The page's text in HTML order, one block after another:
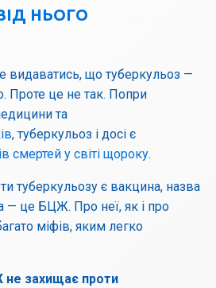
НЬОГО
що туберкульоз —
Проте це не так. Попри
та
, туберкульоз і досі є
смертей у світі щороку.
туберкульозу є вакцина, назва
— це БЦЖ. Про неї, як і про
міфів, яким легко
не захищає проти